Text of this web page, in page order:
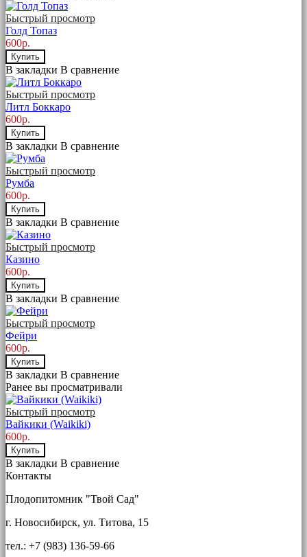
Быстрый просмотр
Голд Топаз
600р.
Купить
В закладки В сравнение
Быстрый просмотр
Литл Боккаро
600р.
Купить
В закладки В сравнение
Быстрый просмотр
Румба
600р.
Купить
В закладки В сравнение
Быстрый просмотр
Казино
600р.
Купить
В закладки В сравнение
Быстрый просмотр
Фейри
600р.
Купить
В закладки В сравнение
Ранее вы просматривали
Быстрый просмотр
Вайкики (Waikiki)
600р.
Купить
В закладки В сравнение
Контакты
Плодопитомник "Твой Сад"
г. Новосибирск, ул. Титова, 15
тел.: +7 (983) 136-59-66